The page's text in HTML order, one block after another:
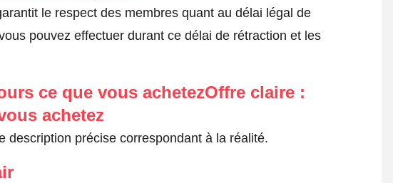
le respect des membres quant au délai légal de
pouvez effectuer durant ce délai de rétraction et les
ce que vous achetezOffre claire :
achetez
description précise correspondant à la réalité.